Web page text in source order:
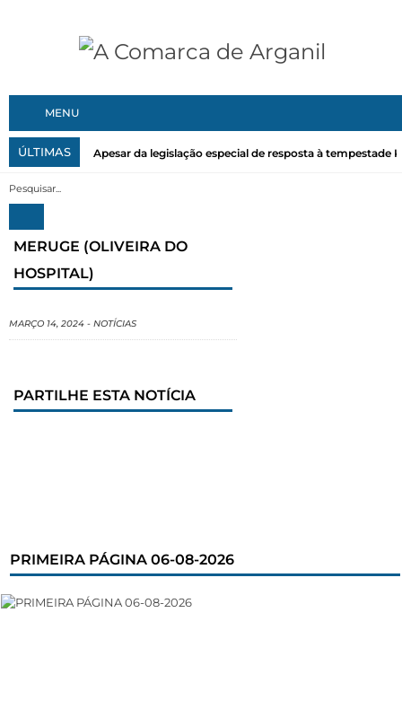
MENU
ÚLTIMAS Apesar da legislação especial de resposta à tempestade
MERUGE (OLIVEIRA DO
HOSPITAL)
MARÇO 14, 2024 - NOTÍCIAS
PARTILHE ESTA NOTÍCIA
PRIMEIRA PÁGINA 06-08-2026